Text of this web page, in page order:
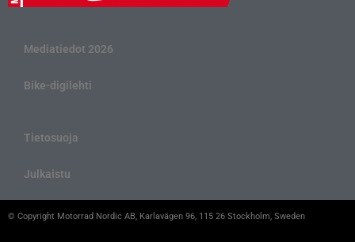
Mediatiedot 2026
Bike-digilehti
Tietosuoja
Julkaistu
© Copyright Motorrad Nordic AB, Karlavägen 96, 115 26 Stockholm, Sweden